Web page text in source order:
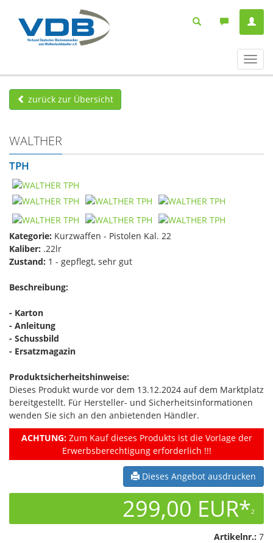
ein-/
zurück zur Übersicht
WALTHER
TPH
Kategorie: Kurzwaffen - Pistolen Kal. 22
Kaliber: .22lr
Zustand: 1 - gepflegt, sehr gut
Beschreibung:
- Karton
- Anleitung
- Schussbild
- Ersatzmagazin
Produktsicherheitshinweise:
Dieses Produkt wurde vor dem 13.12.2024 auf dem Marktplatz
bereitgestellt. Für Hersteller- und Sicherheitsinformationen
wenden Sie sich an den anbietenden Händler.
ACHTUNG:Zum Kauf dieses Produkts ist die Vorlage der
Erwerbsberechtigung erforderlich !!!
Dieses Angebot ausdrucken
299,00 EUR*2
Artikelnr.: 7